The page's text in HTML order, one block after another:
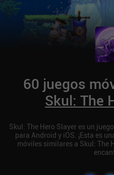
60 juegos
Skul: The
Skul: The Hero Slayer es un
para Android y iOS. ¡Esta es
móviles similares a Skul: The